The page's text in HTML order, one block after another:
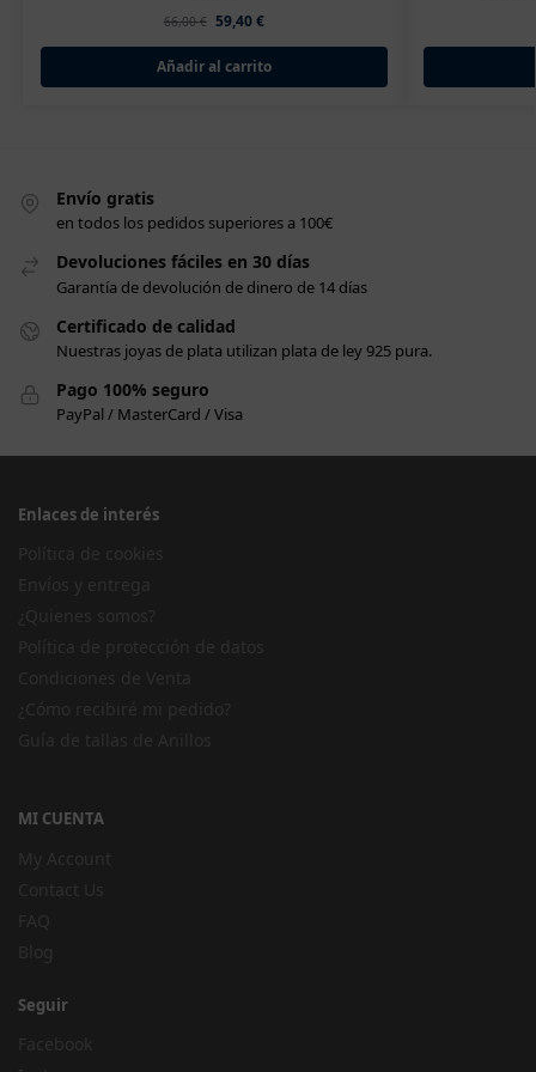
66,00€ 59,40€
Añadir al carrito
Envío gratis
en todos los pedidos superiores a 100€
Devoluciones fáciles en 30 días
Garantía de devolución de dinero de 14 días
Certificado de calidad
Nuestras joyas de plata utilizan plata de ley 925 pura.
Pago 100% seguro
PayPal / MasterCard / Visa
Enlaces de interés
MI CUENTA
Seguir